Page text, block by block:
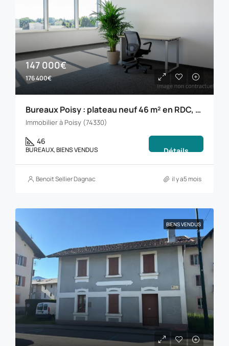
147 000€
176 400€
Bureaux Poisy : plateau neuf 46 m² en RDC, PMR, fibre et parking
Immobilier à Poisy (74330)
46
BUREAUX, BIENS VENDUS Détails
Benoit Sellier Dagnac il y a5 mois
BIENS VENDUS